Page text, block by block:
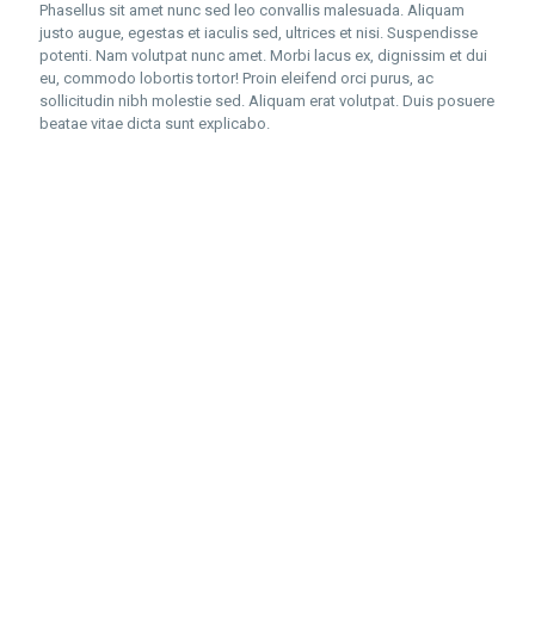
Phasellus sit amet nunc sed leo convallis malesuada. Aliquam
justo augue, egestas et iaculis sed, ultrices et nisi. Suspendisse
potenti. Nam volutpat nunc amet. Morbi lacus ex, dignissim et dui
eu, commodo lobortis tortor! Proin eleifend orci purus, ac
sollicitudin nibh molestie sed. Aliquam erat volutpat. Duis posuere
beatae vitae dicta sunt explicabo.